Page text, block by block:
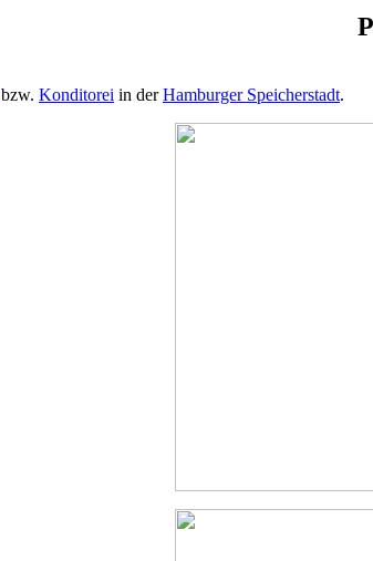
bzw. Konditorei in derHamburger Speicherstadt.